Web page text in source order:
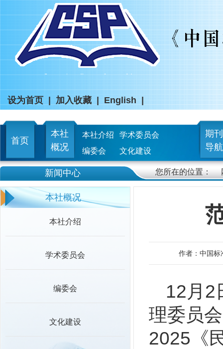
设为首页 加入收藏 English
首页
本社
概况
本社介绍
学术委员会
编委会
文化建设
期刊
导航
新闻中心 您所在的位置：
本社概况
本社介绍
学术委员会
编委会
文化建设
作者：中国标
12月2
理委员
2025《